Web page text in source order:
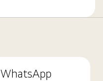
WhatsApp